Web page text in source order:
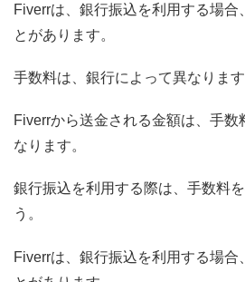
Fiverrは、銀行振込を利用する場合
とがあります。
手数料は、銀行によって異なります
Fiverrから送金される金額は、手数
なります。
銀行振込を利用する際は、手数料
う。
Fiverrは、銀行振込を利用する場合